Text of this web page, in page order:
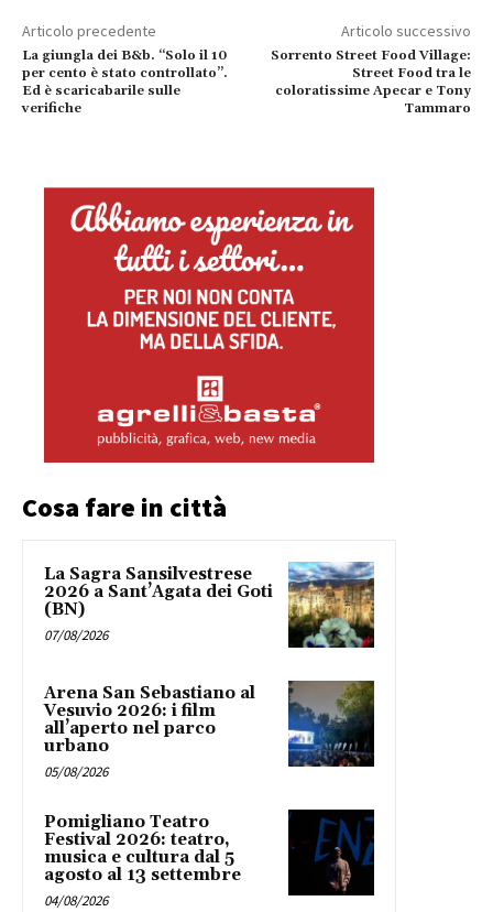
Articolo precedente
La giungla dei B&b. “Solo il 10
per cento è stato controllato”.
Ed è scaricabarile sulle
verifiche
Articolo successivo
Sorrento Street Food Village:
Street Food tra le
coloratissime Apecar e Tony
Tammaro
Cosa fare in città
La Sagra Sansilvestrese
2026 a Sant’Agata dei Goti
(BN)
07/08/2026
Arena San Sebastiano al
Vesuvio 2026: i film
all’aperto nel parco
urbano
05/08/2026
Pomigliano Teatro
Festival 2026: teatro,
musica e cultura dal 5
agosto al 13 settembre
04/08/2026